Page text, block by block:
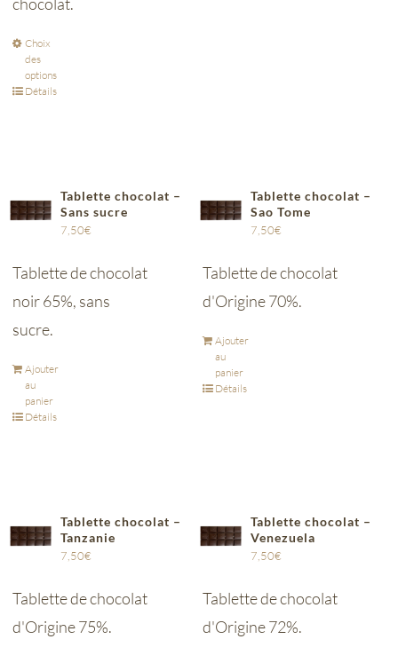
Choix
des
options
Détails
Tablette chocolat –
Sans sucre
7,50€
Tablette de chocolat
noir 65%, sans
sucre.
Ajouter
au
panier
Détails
Tablette chocolat –
Sao Tome
7,50€
Tablette de chocolat
d'Origine 70%.
Ajouter
au
panier
Détails
Tablette chocolat –
Tanzanie
7,50€
Tablette de chocolat
d'Origine 75%.
Tablette chocolat –
Venezuela
7,50€
Tablette de chocolat
d'Origine 72%.